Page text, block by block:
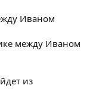
Иваном
между Иваном
из